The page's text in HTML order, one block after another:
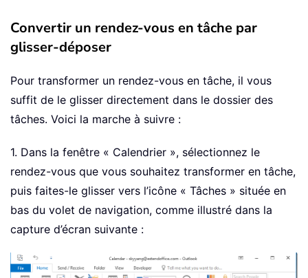
Convertir un rendez-vous en tâche par
glisser-déposer
Pour transformer un rendez-vous en tâche, il vous
suffit de le glisser directement dans le dossier des
tâches. Voici la marche à suivre :
1. Dans la fenêtre « Calendrier », sélectionnez le
rendez-vous que vous souhaitez transformer en tâche,
puis faites-le glisser vers l’icône « Tâches » située en
bas du volet de navigation, comme illustré dans la
capture d’écran suivante :